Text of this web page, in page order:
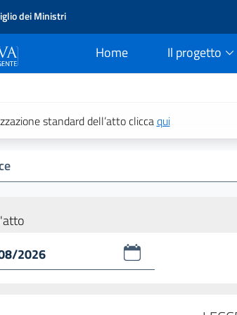
dei Ministri
Home
current Il progetto
standard dell’atto cliccaqui